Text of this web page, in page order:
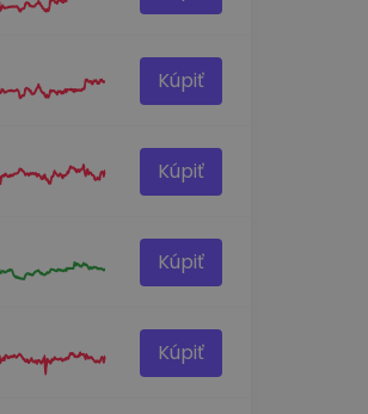
Kúpiť
Kúpiť
Kúpiť
Kúpiť